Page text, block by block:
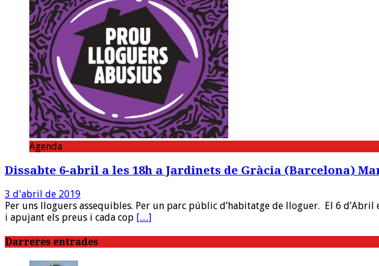
Agenda
Dissabte 6-abril a les 18h a Jardinets de Gràcia (Barcelona)
3 d'abril de 2019
Per uns lloguers assequibles. Per un parc públic d’habitatge de lloguer. El 6
i apujant els preus i cada cop […]
Darreres entrades